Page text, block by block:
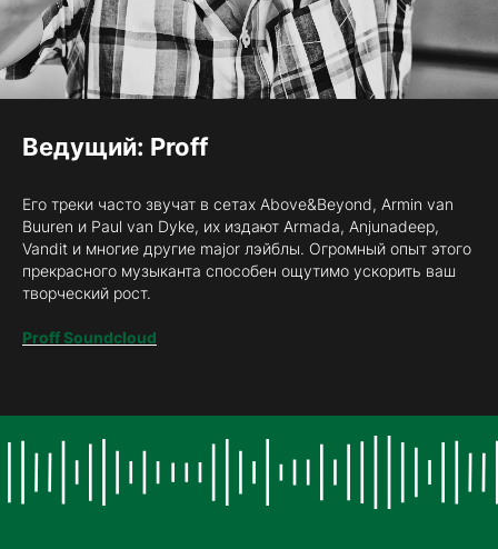
Ведущий: Proff
Его треки часто звучат в сетах Above&Beyond, Armin van
Buuren и Paul van Dyke, их издают Armadа, Anjunadeep,
Vandit и многие другие major лэйблы. Огромный опыт этого
прекрасного музыканта способен ощутимо ускорить ваш
творческий рост.
Proff Soundcloud